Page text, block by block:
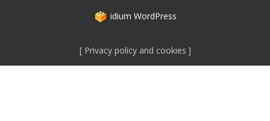
idium WordPress
Privacy policy and cookies